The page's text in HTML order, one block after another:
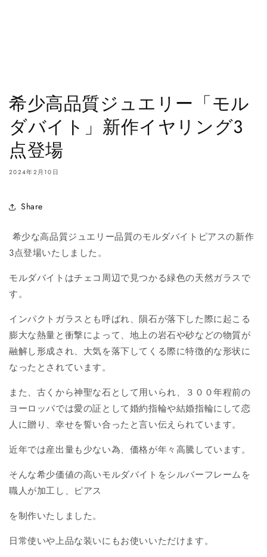
希少高品質ジュエリー「モル
ダバイト」新作イヤリング3
点登場
2024年2月10日
Share
希少な高品質ジュエリー品質のモルダバイトピアスの新作
3点登場いたしました。
モルダバイトはチェコ周辺で見つかる緑色の天然ガラスで
す。
インパクトガラスとも呼ばれ、隕石が落下した際に起こる
膨大な熱量と衝撃によって、地上の岩石や砂などの物質が
融解し形成され、大気を落下してくる際に特徴的な形状に
なったとされています。
また、古くから神聖な石として用いられ、３００年程前の
ヨーロッパでは愛の証として婚約指輪や結婚指輪にして恋
人に贈り、幸せを誓い合ったと言い伝えられています。
近年では産出量も少ない為、価格が年々高騰しています。
そんな希少価値の高いモルダバイトをシルバーフレームを
職人が加工し、ピアス
を制作いたしました。
日常使いや上品な装いにもお使いいただけます。